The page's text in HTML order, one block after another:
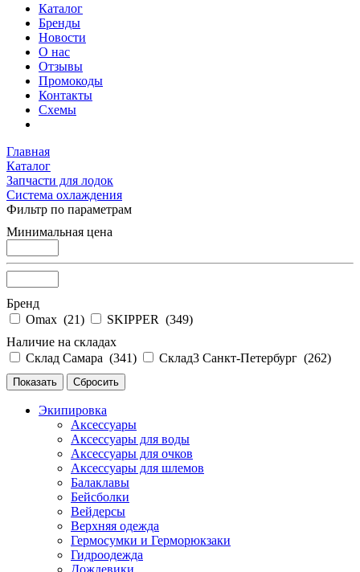
Каталог
Бренды
Новости
О нас
Отзывы
Промокоды
Контакты
Схемы
Главная
Каталог
Запчасти для лодок
Система охлаждения
Фильтр по параметрам
Минимальная цена
Бренд
Omax (21) SKIPPER (349)
Наличие на складах
Склад Самара (341) Склад3 Санкт-Петербург (262)
Экипировка
Аксессуары
Аксессуары для воды
Аксессуары для очков
Аксессуары для шлемов
Балаклавы
Бейсболки
Вейдерсы
Верхняя одежда
Гермосумки и Герморюкзаки
Гидроодежда
Дождевики